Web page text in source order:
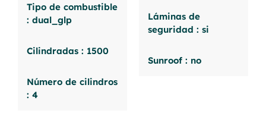
Tipo de combustible
: dual_glp
Cilindradas : 1500
Número de cilindros
: 4
Láminas de
seguridad : si
Sunroof : no